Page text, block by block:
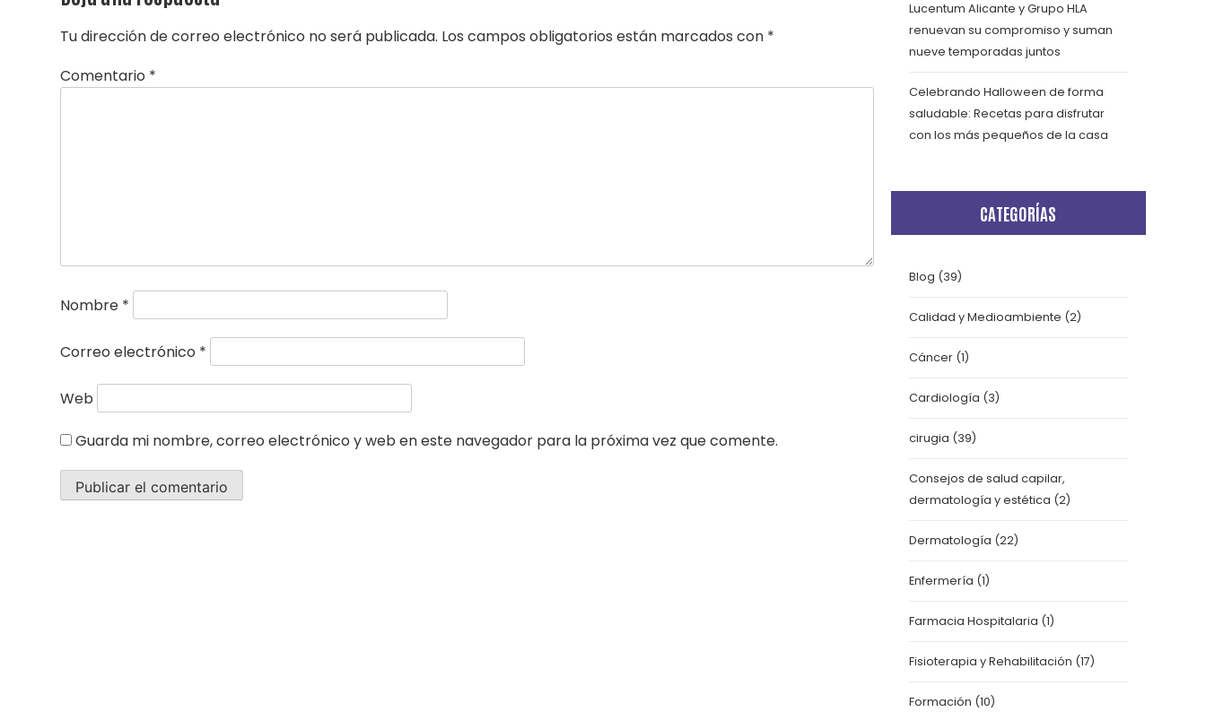
Tu dirección de correo electrónico no será publicada. Los campos obligatorios están marcados con *
Comentario *
Nombre *
Correo electrónico *
Web
Guarda mi nombre, correo electrónico y web en este navegador para la próxima vez que comente.
Lucentum Alicante y Grupo HLA
renuevan su compromiso y suman
nueve temporadas juntos
Celebrando Halloween de forma
saludable: Recetas para disfrutar
con los más pequeños de la casa
CATEGORÍAS
Blog (39)
Calidad y Medioambiente (2)
Cáncer(1)
Cardiología (3)
cirugia (39)
Consejos de salud capilar,
dermatología y estética (2)
Dermatología (22)
Enfermería (1)
Farmacia Hospitalaria (1)
Fisioterapia y Rehabilitación (17)
Formación (10)